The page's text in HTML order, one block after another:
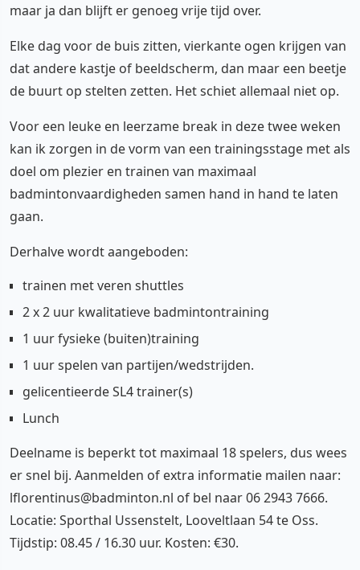
maar ja dan blijft er genoeg vrije tijd over.
Elke dag voor de buis zitten, vierkante ogen krijgen van
dat andere kastje of beeldscherm, dan maar een beetje
de buurt op stelten zetten. Het schiet allemaal niet op.
Voor een leuke en leerzame break in deze twee weken
kan ik zorgen in de vorm van een trainingsstage met als
doel om plezier en trainen van maximaal
badmintonvaardigheden samen hand in hand te laten
gaan.
Derhalve wordt aangeboden:
trainen met veren shuttles
2 x 2 uur kwalitatieve badmintontraining
1 uur fysieke (buiten)training
1 uur spelen van partijen/wedstrijden.
gelicentieerde SL4 trainer(s)
Lunch
Deelname is beperkt tot maximaal 18 spelers, dus wees
er snel bij. Aanmelden of extra informatie mailen naar:
lflorentinus@badminton.nl of bel naar 06 2943 7666.
Locatie: Sporthal Ussenstelt, Looveltlaan 54 te Oss.
Tijdstip: 08.45 / 16.30 uur. Kosten: €30.